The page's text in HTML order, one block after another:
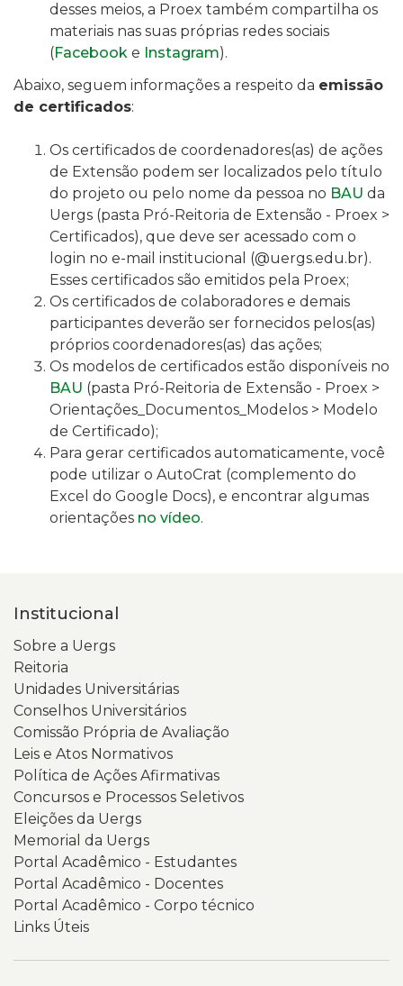
desses meios, a Proex também compartilha os
materiais nas suas próprias redes sociais
(Facebook e Instagram).
Abaixo, seguem informações a respeito da emissão
de certificados:
Os certificados de coordenadores(as) de ações
de Extensão podem ser localizados pelo título
do projeto ou pelo nome da pessoa no BAU da
Uergs (pasta Pró-Reitoria de Extensão - Proex >
Certificados), que deve ser acessado com o
login no e-mail institucional (@uergs.edu.br).
Esses certificados são emitidos pela Proex;
Os certificados de colaboradores e demais
participantes deverão ser fornecidos pelos(as)
próprios coordenadores(as) das ações;
Os modelos de certificados estão disponíveis no
BAU (pasta Pró-Reitoria de Extensão - Proex >
Orientações_Documentos_Modelos > Modelo
de Certificado);
Para gerar certificados automaticamente, você
pode utilizar o AutoCrat (complemento do
Excel do Google Docs), e encontrar algumas
orientações no vídeo.
Institucional
Sobre a Uergs
Reitoria
Unidades Universitárias
Conselhos Universitários
Comissão Própria de Avaliação
Leis e Atos Normativos
Política de Ações Afirmativas
Concursos e Processos Seletivos
Eleições da Uergs
Memorial da Uergs
Portal Acadêmico - Estudantes
Portal Acadêmico - Docentes
Portal Acadêmico - Corpo técnico
Links Úteis